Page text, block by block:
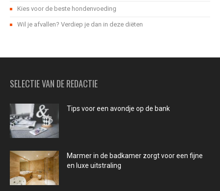
Kies voor de beste hondenvoeding
Wil je afvallen? Verdiep je dan in deze diëten
SELECTIE VAN DE REDACTIE
Tips voor een avondje op de bank
Marmer in de badkamer zorgt voor een fijne
en luxe uitstraling